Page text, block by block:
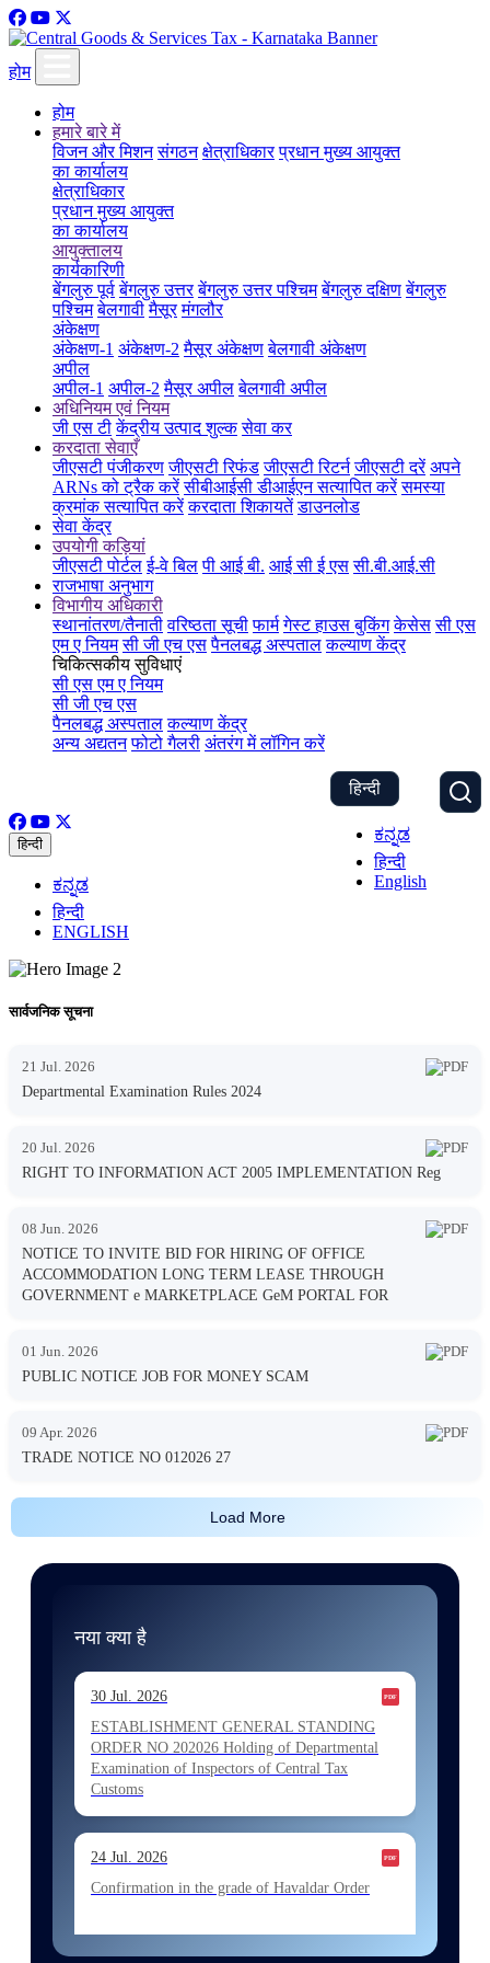
होम
होम
हमारे बारे में
विजन और मिशन संगठन क्षेत्राधिकार प्रधान मुख्य आयुक्त
का कार्यालय
क्षेत्राधिकार
प्रधान मुख्य आयुक्त
का कार्यालय
आयुक्तालय
कार्यकारिणी
बेंगलुरु पूर्व बेंगलुरु उत्तर बेंगलुरु उत्तर पश्चिम बेंगलुरु दक्षिण बेंगलुरु
पश्चिम बेलगावी मैसूर मंगलौर
अंकेक्षण
अंकेक्षण-1 अंकेक्षण-2 मैसूर अंकेक्षण बेलगावी अंकेक्षण
अपील
अपील-1 अपील-2 मैसूर अपील बेलगावी अपील
अधिनियम एवं नियम
जी एस टी केंद्रीय उत्पाद शुल्क सेवा कर
करदाता सेवाएँ
जीएसटी पंजीकरण जीएसटी रिफंड जीएसटी रिटर्न जीएसटी दरें अपने
ARNs को ट्रैक करें सीबीआईसी डीआईएन सत्यापित करें समस्या
क्रमांक सत्यापित करें करदाता शिकायतें डाउनलोड
सेवा केंद्र
उपयोगी कड़ियां
जीएसटी पोर्टल ई-वे बिल पी आई बी. आई सी ई एस सी.बी.आई.सी
राजभाषा अनुभाग
विभागीय अधिकारी
स्थानांतरण/तैनाती वरिष्ठता सूची फार्म गेस्ट हाउस बुकिंग केसेस सी एस
एम ए नियम सी जी एच एस पैनलबद्ध अस्पताल कल्याण केंद्र
चिकित्सकीय सुविधाएं
सी एस एम ए नियम
सी जी एच एस
पैनलबद्ध अस्पताल कल्याण केंद्र
अन्य अद्यतन फोटो गैलरी अंतरंग में लॉगिन करें
हिन्दी
ಕನ್ನಡ
हिन्दी
English
हिन्दी
ಕನ್ನಡ
हिन्दी
ENGLISH
सार्वजनिक सूचना
21 Jul. 2026
Departmental Examination Rules 2024
20 Jul. 2026
RIGHT TO INFORMATION ACT 2005 IMPLEMENTATION Reg
08 Jun. 2026
NOTICE TO INVITE BID FOR HIRING OF OFFICE
ACCOMMODATION LONG TERM LEASE THROUGH
GOVERNMENT e MARKETPLACE GeM PORTAL FOR
01 Jun. 2026
PUBLIC NOTICE JOB FOR MONEY SCAM
09 Apr. 2026
TRADE NOTICE NO 012026 27
Load More
नया क्या है
30 Jul. 2026
ESTABLISHMENT GENERAL STANDING
ORDER NO 202026 Holding of Departmental
Examination of Inspectors of Central Tax
Customs
24 Jul. 2026
Confirmation in the grade of Havaldar Order